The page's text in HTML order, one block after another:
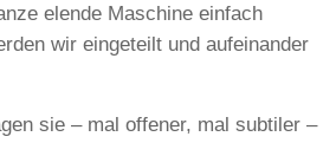
elende Maschine einfach
wir eingeteilt und aufeinander
sie – mal offener, mal subtiler –